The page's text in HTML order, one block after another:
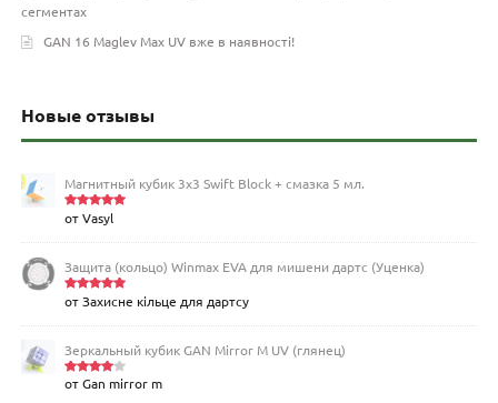
сегментах
GAN 16 Maglev Max UV вже в наявності!
Новые отзывы
Магнитный кубик 3х3 Swift Block + смазка 5 мл.
Оценка
от Vasyl
Защита (кольцо) Winmax EVA для мишени дартс (Уценка)
Оценка5
от Захисне кільце для дартсу
Зеркальный кубик GAN Mirror M UV (глянец)
Оценка
от Gan mirror m